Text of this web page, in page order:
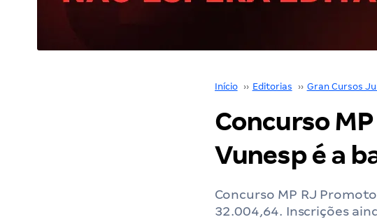
Início ›› Editorias ›› Gran Cursos
Concurso
Vunesp é a
Concurso MP RJ
32.004,64. Inscrições